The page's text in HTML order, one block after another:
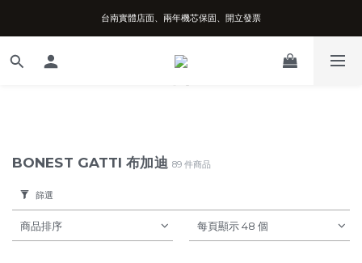
台南實體店面、兩年機芯保固、開立發票
台南實體店面、兩年機芯保固、開立發票
安心購買享七天鑑賞期、可超取可刷卡分期
BONEST GATTI 布加迪 89 件商品
篩選
商品排序 每頁顯示 48 個